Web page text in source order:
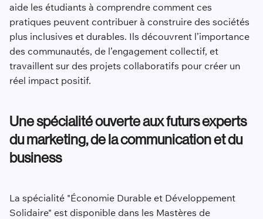
aide les étudiants à comprendre comment ces
pratiques peuvent contribuer à construire des sociétés
plus inclusives et durables. Ils découvrent l’importance
des communautés, de l’engagement collectif, et
travaillent sur des projets collaboratifs pour créer un
réel impact positif.
Une spécialité ouverte aux futurs experts
du marketing, de la communication et du
business
La spécialité "Économie Durable et Développement
Solidaire" est disponible dans les Mastères de